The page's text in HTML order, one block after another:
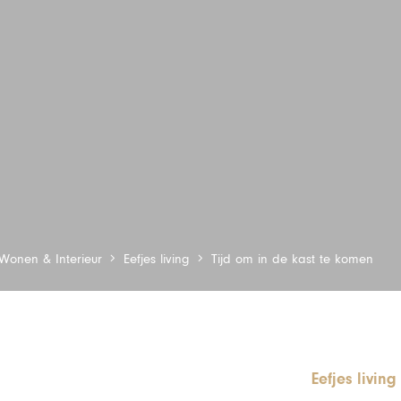
& Interieur Eefjes living Tijd om in de kast te komen
Eefjes living